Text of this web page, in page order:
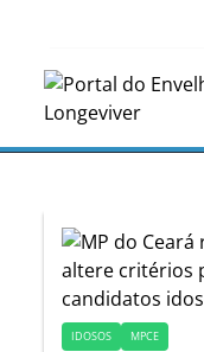
IDOSOS MPCE